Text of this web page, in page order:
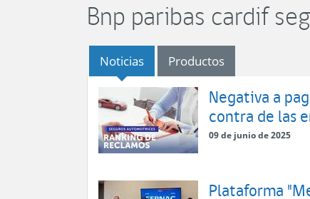
Bnp paribas cardif
Noticias Productos
Negativa a
contra de las
09 de junio de 2025
Plataforma